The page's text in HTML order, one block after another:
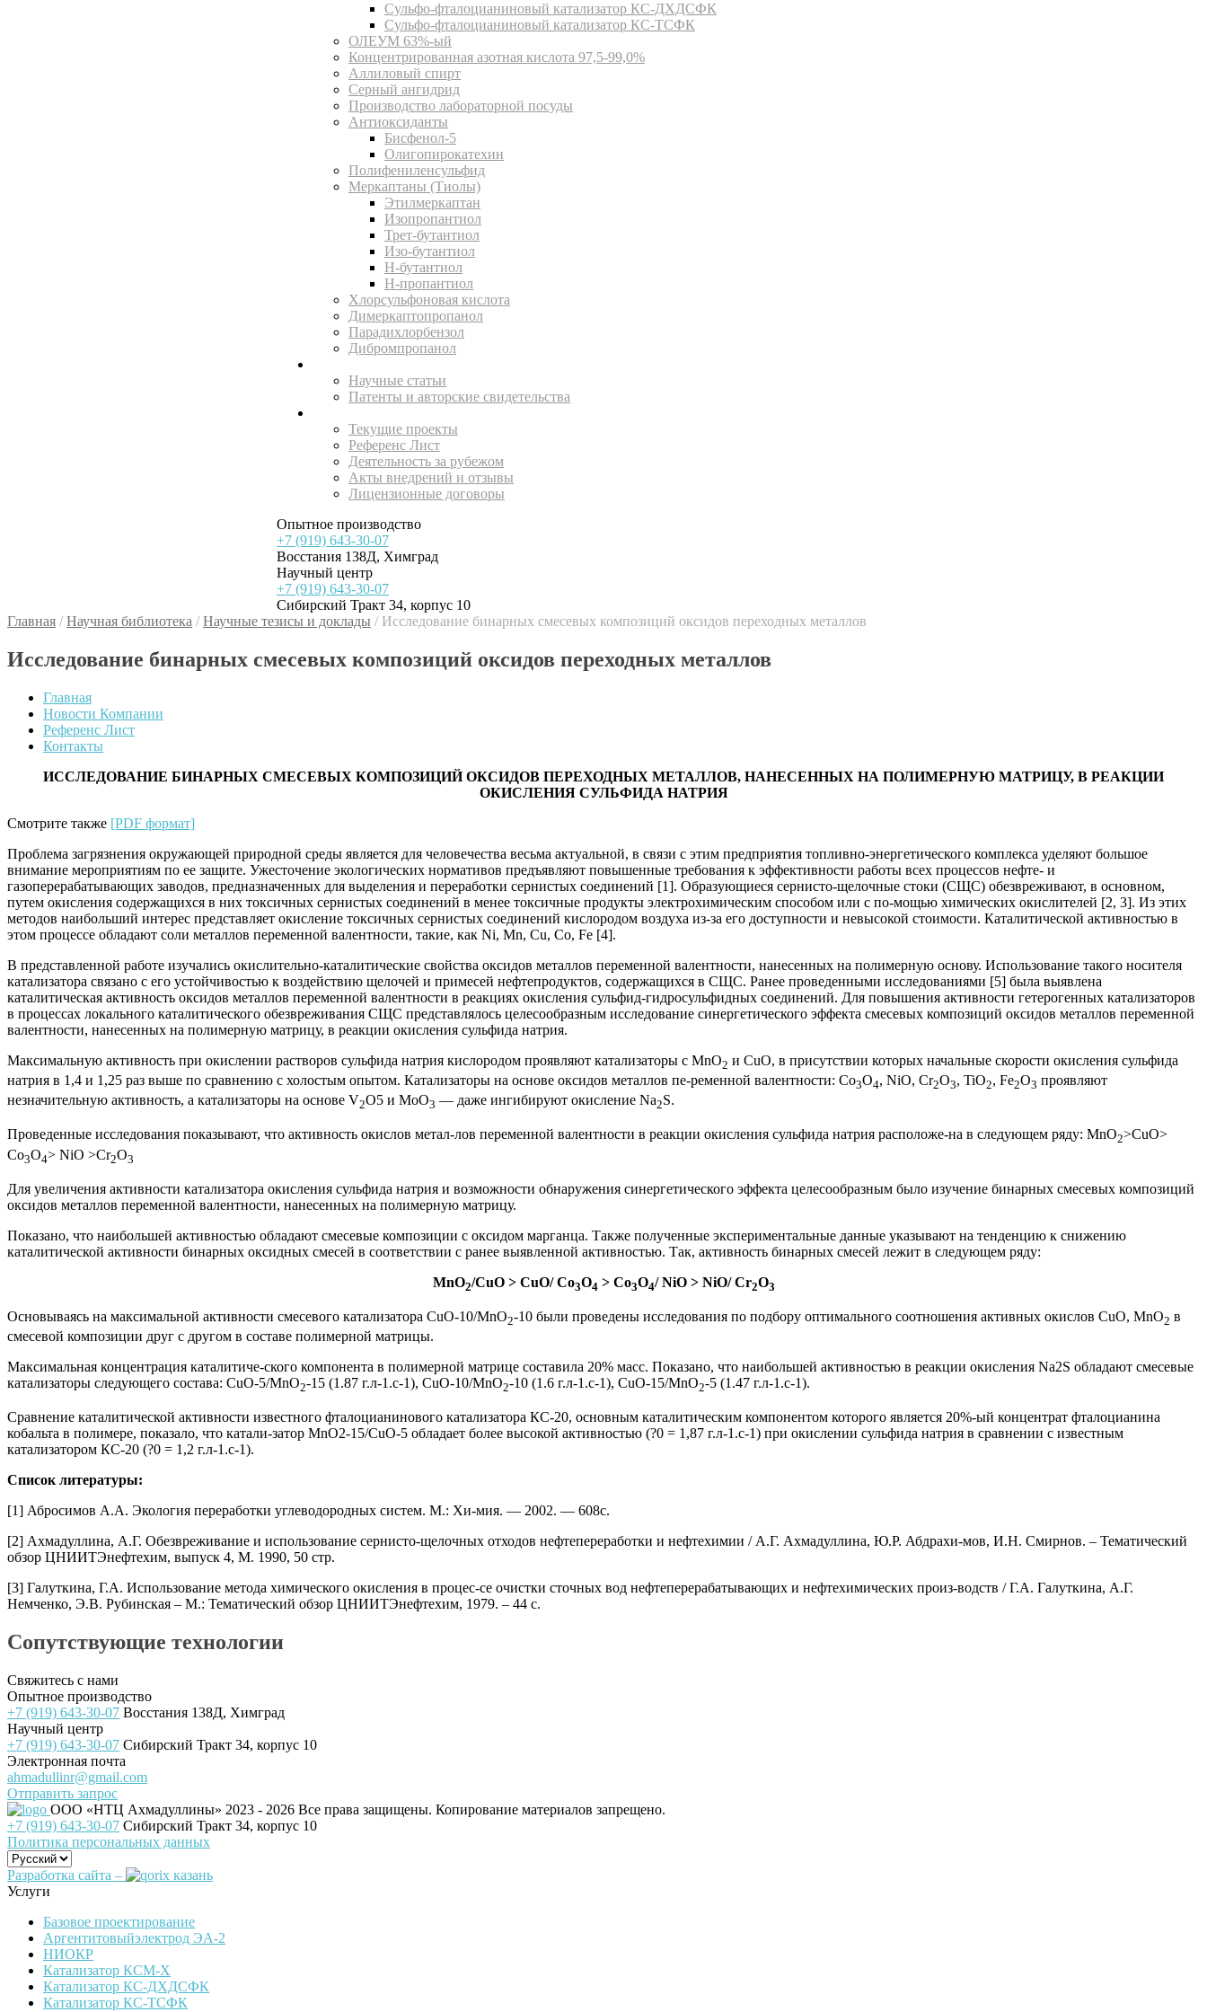
Сульфо-фталоцианиновый катализатор КС-ДХДСФК
Сульфо-фталоцианиновый катализатор КС-ТСФК
ОЛЕУМ 63%-ый
Концентрированная азотная кислота 97,5-99,0%
Аллиловый спирт
Серный ангидрид
Производство лабораторной посуды
Антиоксиданты
Бисфенол-5
Олигопирокатехин
Полифениленсульфид
Меркаптаны (Тиолы)
Этилмеркаптан
Изопропантиол
Трет-бутантиол
Изо-бутантиол
Н-бутантиол
Н-пропантиол
Хлорсульфоновая кислота
Димеркаптопропанол
Парадихлорбензол
Дибромпропанол
Научные статьи
Патенты и авторские свидетельства
Текущие проекты
Референс Лист
Деятельность за рубежом
Акты внедрений и отзывы
Лицензионные договоры
Опытное производство
+7 (919) 643-30-07
Восстания 138Д, Химград
Научный центр
+7 (919) 643-30-07
Сибирский Тракт 34, корпус 10
Главная / Научная библиотека / Научные тезисы и доклады /Исследование бинарных смесевых композиций оксидов переходных металлов
Исследование бинарных смесевых композиций оксидов переходных металлов
Главная
Новости Компании
Референс Лист
Контакты
ИССЛЕДОВАНИЕ БИНАРНЫХ СМЕСЕВЫХ КОМПОЗИЦИЙ ОКСИДОВ ПЕРЕХОДНЫХ МЕТАЛЛОВ, НАНЕСЕННЫХ НА ПОЛИМЕРНУЮ МАТРИЦУ, В РЕАКЦИИ
ОКИСЛЕНИЯ СУЛЬФИДА НАТРИЯ
Смотрите также [PDF формат]
Проблема загрязнения окружающей природной среды является для человечества весьма актуальной, в связи с этим предприятия топливно-энергетического комплекса уделяют большое
внимание мероприятиям по ее защите. Ужесточение экологических нормативов предъявляют повышенные требования к эффективности работы всех процессов нефте- и
газоперерабатывающих заводов, предназначенных для выделения и переработки сернистых соединений [1]. Образующиеся сернисто-щелочные стоки (СЩС) обезвреживают, в основном,
путем окисления содержащихся в них токсичных сернистых соединений в менее токсичные продукты электрохимическим способом или с по-мощью химических окислителей [2, 3]. Из этих
методов наибольший интерес представляет окисление токсичных сернистых соединений кислородом воздуха из-за его доступности и невысокой стоимости. Каталитической активностью в
этом процессе обладают соли металлов переменной валентности, такие, как Ni, Mn, Cu, Co, Fe [4].
В представленной работе изучались окислительно-каталитические свойства оксидов металлов переменной валентности, нанесенных на полимерную основу. Использование такого носителя
катализатора связано с его устойчивостью к воздействию щелочей и примесей нефтепродуктов, содержащихся в СЩС. Ранее проведенными исследованиями [5] была выявлена
каталитическая активность оксидов металлов переменной валентности в реакциях окисления сульфид-гидросульфидных соединений. Для повышения активности гетерогенных катализаторов
в процессах локального каталитического обезвреживания СЩС представлялось целесообразным исследование синергетического эффекта смесевых композиций оксидов металлов переменной
валентности, нанесенных на полимерную матрицу, в реакции окисления сульфида натрия.
Максимальную активность при окислении растворов сульфида натрия кислородом проявляют катализаторы с MnO2 и CuO, в присутствии которых начальные скорости окисления сульфида
натрия в 1,4 и 1,25 раз выше по сравнению с холостым опытом. Катализаторы на основе оксидов металлов пе-ременной валентности: Co3O4, NiO, Cr2O3, TiO2, Fe2O3 проявляют
незначительную активность, а катализаторы на основе V2O5 и MoO3 — даже ингибируют окисление Na2S.
Проведенные исследования показывают, что активность окислов метал-лов переменной валентности в реакции окисления сульфида натрия расположе-на в следующем ряду: MnO2>CuO>
Co3O4> NiO >Cr2O3
Для увеличения активности катализатора окисления сульфида натрия и возможности обнаружения синергетического эффекта целесообразным было изучение бинарных смесевых композиций
оксидов металлов переменной валентности, нанесенных на полимерную матрицу.
Показано, что наибольшей активностью обладают смесевые композиции с оксидом марганца. Также полученные экспериментальные данные указывают на тенденцию к снижению
каталитической активности бинарных оксидных смесей в соответствии с ранее выявленной активностью. Так, активность бинарных смесей лежит в следующем ряду:
MnO2/CuO > CuO/ Co3O4 > Co3O4/ NiO > NiO/ Cr2O3
Основываясь на максимальной активности смесевого катализатора CuO-10/MnO2-10 были проведены исследования по подбору оптимального соотношения активных окислов CuO, MnO2 в
смесевой композиции друг с другом в составе полимерной матрицы.
Максимальная концентрация каталитиче-ского компонента в полимерной матрице составила 20% масс. Показано, что наибольшей активностью в реакции окисления Na2S обладают смесевые
катализаторы следующего состава: CuO-5/MnO2-15 (1.87 г.л-1.с-1), CuO-10/MnO2-10 (1.6 г.л-1.с-1), CuO-15/MnO2-5 (1.47 г.л-1.с-1).
Сравнение каталитической активности известного фталоцианинового катализатора КС-20, основным каталитическим компонентом которого является 20%-ый концентрат фталоцианина
кобальта в полимере, показало, что катали-затор MnO2-15/CuO-5 обладает более высокой активностью (?0 = 1,87 г.л-1.с-1) при окислении сульфида натрия в сравнении с известным
катализатором КС-20 (?0 = 1,2 г.л-1.с-1).
Список литературы:
[1] Абросимов А.А. Экология переработки углеводородных систем. М.: Хи-мия. — 2002. — 608с.
[2] Ахмадуллина, А.Г. Обезвреживание и использование сернисто-щелочных отходов нефтепереработки и нефтехимии / А.Г. Ахмадуллина, Ю.Р. Абдрахи-мов, И.Н. Смирнов. – Тематический
обзор ЦНИИТЭнефтехим, выпуск 4, М. 1990, 50 стр.
[3] Галуткина, Г.А. Использование метода химического окисления в процес-се очистки сточных вод нефтеперерабатывающих и нефтехимических произ-водств / Г.А. Галуткина, А.Г.
Немченко, Э.В. Рубинская – М.: Тематический обзор ЦНИИТЭнефтехим, 1979. – 44 с.
Сопутствующие технологии
Свяжитесь с нами
Опытное производство
+7 (919) 643-30-07 Восстания 138Д, Химград
Научный центр
+7 (919) 643-30-07 Сибирский Тракт 34, корпус 10
Электронная почта
ahmadullinr@gmail.com
Отправить запрос
ООО «НТЦ Ахмадуллины» 2023 - 2026 Все права защищены. Копирование материалов запрещено.
+7 (919) 643-30-07 Сибирский Тракт 34, корпус 10
Политика персональных данных
Разработка сайта –
Услуги
Базовое проектирование
Аргентитовыйэлектрод ЭА-2
НИОКР
Катализатор КСМ-Х
Катализатор КС-ДХДСФК
Катализатор КС-ТСФК